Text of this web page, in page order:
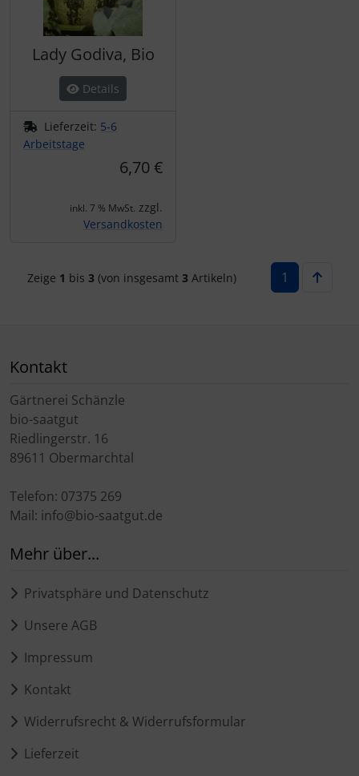
Lady Godiva, Bio
Details
Lieferzeit: 5-6
Arbeitstage
6,70 €
inkl. 7 % MwSt. zzgl.
Versandkosten
Zeige 1 bis 3(von insgesamt 3Artikeln) 1
Kontakt
Gärtnerei Schänzle
bio-saatgut
Riedlingerstr. 16
89611 Obermarchtal
Telefon: 07375 269
Mail: info@bio-saatgut.de
Mehr über...
Privatsphäre und Datenschutz
Unsere AGB
Impressum
Kontakt
Widerrufsrecht & Widerrufsformular
Lieferzeit